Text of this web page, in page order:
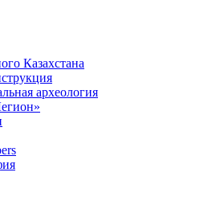
Казахстана
археология